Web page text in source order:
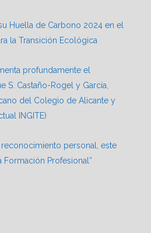
Huella de Carbono 2024 en el
la Transición Ecológica
profundamente el
S. Castaño-Rogel y García,
del Colegio de Alicante y
INGITE)
reconocimiento personal, este
Profesional”